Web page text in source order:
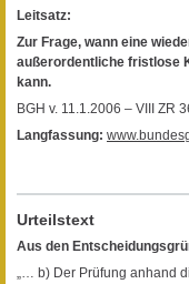
Leitsatz:
Zur Frage, wann eine
außerordentliche fristlose
kann.
BGH v. 11.1.2006 – VIII ZR
Langfassung:
Urteilstext
Aus den
„… b) Der Prüfung anhand